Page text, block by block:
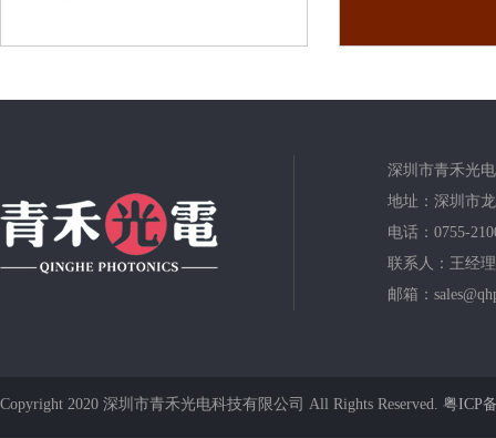
深圳市青禾光
地址：深圳市
电话：0755-
联系人：王经理
邮箱：
Copyright 2020 深圳市青禾光电科技有限公司 All Rights Reserved. 粤ICP